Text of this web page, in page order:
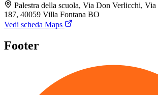
Palestra della scuola, Via Don Verlicchi,
187, 40059 Villa Fontana BO
Vedi scheda Maps
Footer